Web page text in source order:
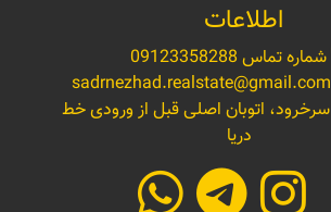
اطلاعات
شماره تماس 09123358288
sadrnezhad.realstate@gmail.com
سرخرود، اتوبان اصلی قبل از ورودی خط
دریا